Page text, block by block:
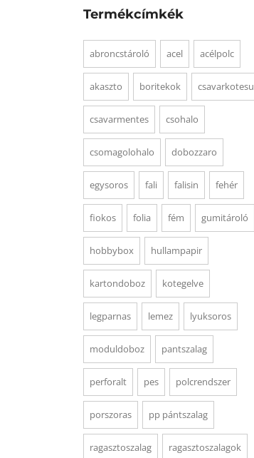
Termékcímkék
abroncstároló acel acélpolc
akaszto boritekok csavarkotesu
csavarmentes csohalo
csomagolohalo dobozzaro
egysoros fali falisin fehér
fiokos folia fém gumitároló
hobbybox hullampapir
kartondoboz kotegelve
legparnas lemez lyuksoros
moduldoboz pantszalag
perforalt pes polcrendszer
porszoras pp pántszalag
ragasztoszalag ragasztoszalagok